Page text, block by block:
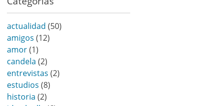
actualidad (50)
amigos (12)
amor(1)
candela (2)
entrevistas (2)
estudios (8)
historia (2)